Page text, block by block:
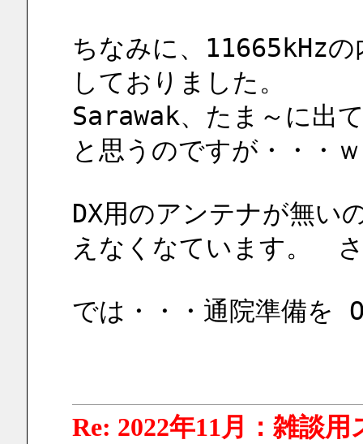
ちなみに、11665kHz
しておりました。
Sarawak、たま～に出
と思うのですが・・・ｗ
DX用のアンテナが無い
えなくなています。　
では・・・通院準備を
Re: 2022年11月：雑談